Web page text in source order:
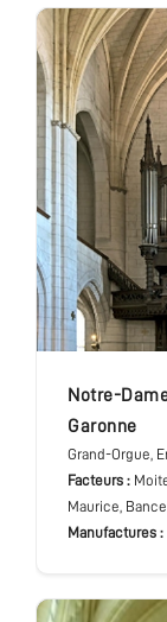
Notre-
Garonne
Grand-Orgue,
Facteurs :
Maurice,
Manufactures :